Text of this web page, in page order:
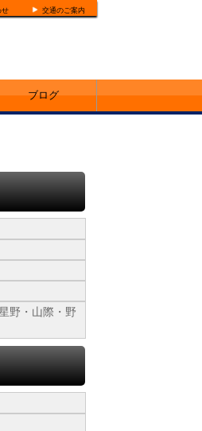
せ 交通のご案内
ブログ
野・山際・野